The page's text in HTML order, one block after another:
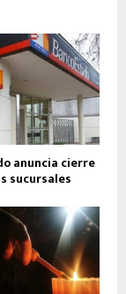
anuncia cierre
sucursales